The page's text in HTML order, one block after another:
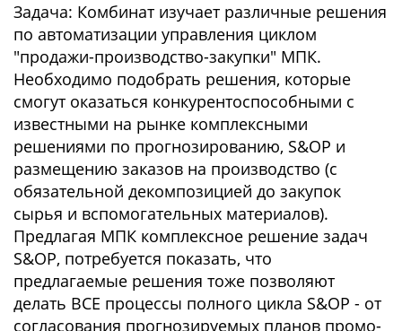
Задача: Комбинат изучает различные решения
по автоматизации управления циклом
"продажи-производство-закупки" МПК.
Необходимо подобрать решения, которые
смогут оказаться конкурентоспособными с
известными на рынке комплексными
решениями по прогнозированию, S&OP и
размещению заказов на производство (с
обязательной декомпозицией до закупок
сырья и вспомогательных материалов).
Предлагая МПК комплексное решение задач
S&OP, потребуется показать, что
предлагаемые решения тоже позволяют
делать ВСЕ процессы полного цикла S&OP - от
согласования прогнозируемых планов промо-